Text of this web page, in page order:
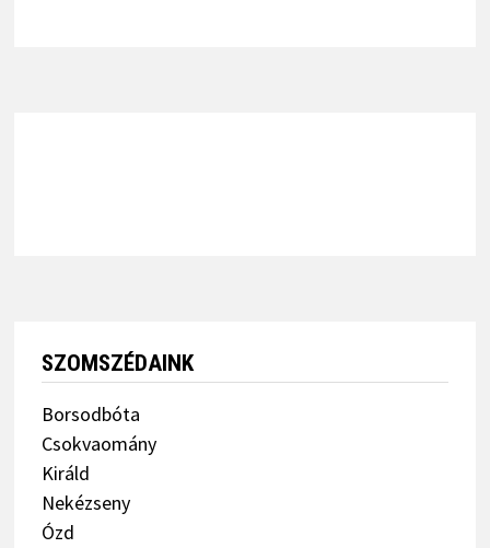
SZOMSZÉDAINK
Borsodbóta
Csokvaomány
Királd
Nekézseny
Ózd